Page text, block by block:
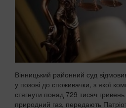
Вінницький районний суд
у позові до споживачки, з якої
стягнути понад 729 тисяч
природний газ, передають